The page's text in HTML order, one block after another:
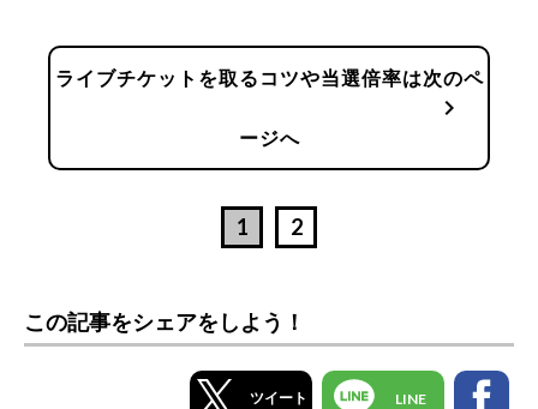
ライブチケットを取るコツや当選倍率は次のペ
ージへ
chevron_right
1 2
この記事をシェアをしよう！
ツイート LINE